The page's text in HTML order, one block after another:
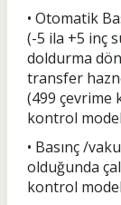
• Otomatik
(-5 ila +5 inç
doldurma
transfer
(499 çevrime
kontrol
• Basınç /
olduğunda
kontrol